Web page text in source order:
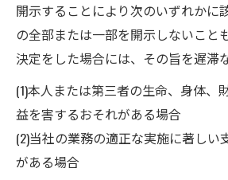
開示することにより次のいずれかに
の全部または一部を開示しないこと
決定をした場合には、その旨を遅滞
(1)本人または第三者の生命、身体、
益を害するおそれがある場合
(2)当社の業務の適正な実施に著しい
がある場合